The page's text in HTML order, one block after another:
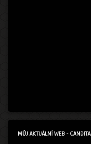
MŮJ AKTUÁLNÍ WEB - CANDITA